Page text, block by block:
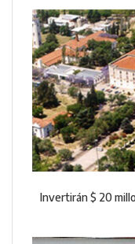
Invertirán $ 20